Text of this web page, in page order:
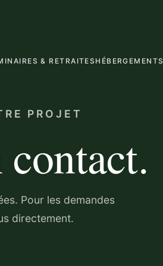
& RETRAITES HÉBERGEMENTS
PROJET
Pour les demandes
directement.